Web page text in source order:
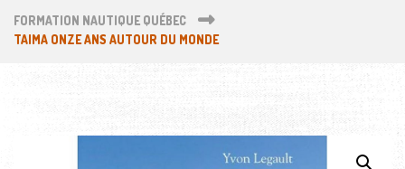
FORMATION NAUTIQUE QUÉBEC
TAIMA ONZE ANS AUTOUR DU MONDE